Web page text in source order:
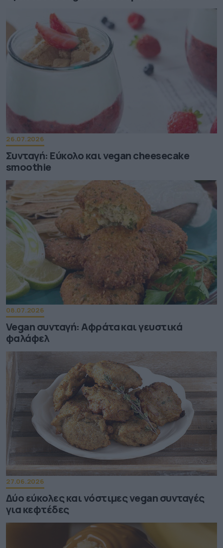
26.07.2026
Συνταγή: Εύκολο και vegan cheesecake
smoothie
08.07.2026
Vegan συνταγή: Αφράτα και γευστικά
φαλάφελ
27.06.2026
Δύο εύκολες και νόστιμες vegan συνταγές
για κεφτέδες